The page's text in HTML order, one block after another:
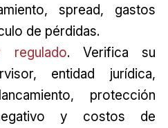
spread, gastos
de pérdidas.
regulado. Verifica su
entidad jurídica,
protección
y costos de